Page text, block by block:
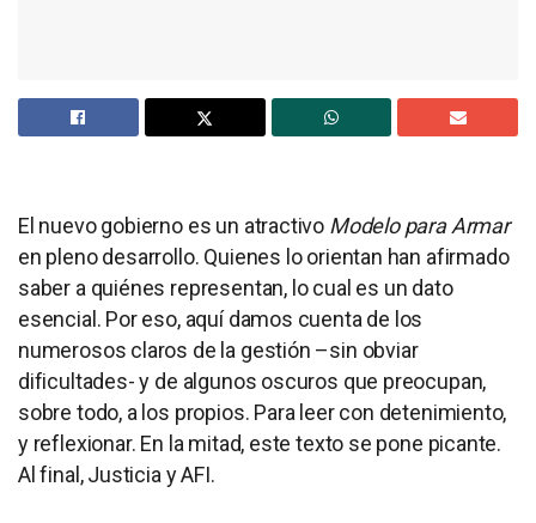
El nuevo gobierno es un atractivo Modelo para Armar
en pleno desarrollo. Quienes lo orientan han afirmado
saber a quiénes representan, lo cual es un dato
esencial. Por eso, aquí damos cuenta de los
numerosos claros de la gestión –sin obviar
dificultades- y de algunos oscuros que preocupan,
sobre todo, a los propios. Para leer con detenimiento,
y reflexionar. En la mitad, este texto se pone picante.
Al final, Justicia y AFI.